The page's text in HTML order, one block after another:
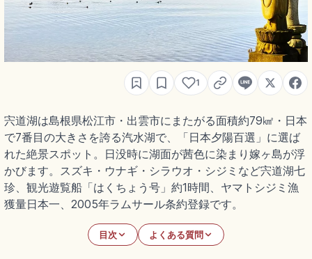
1
宍道湖は島根県松江市・出雲市にまたがる面積約79㎢・日本
で7番目の大きさを誇る汽水湖で、「日本夕陽百選」に選ば
れた絶景スポット。日没時に湖面が茜色に染まり嫁ヶ島が浮
かびます。スズキ・ウナギ・シラウオ・シジミなど宍道湖七
珍、観光遊覧船「はくちょう号」約1時間、ヤマトシジミ漁
獲量日本一、2005年ラムサール条約登録です。
目次 よくある質問